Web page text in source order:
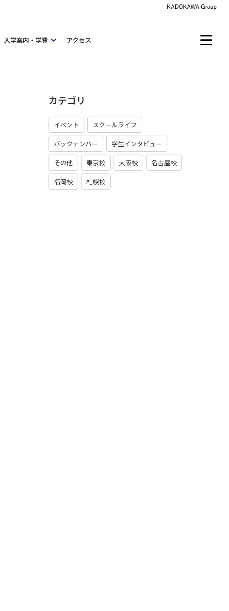
入学案内・学費 アクセス
カテゴリ
イベント スクールライフ
バックナンバー 学生インタビュー
その他 東京校 大阪校 名古屋校
福岡校 札幌校